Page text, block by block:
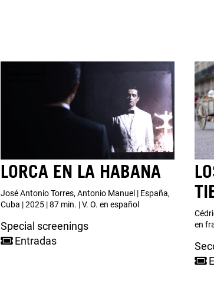
LORCA EN LA HABANA
José Antonio Torres, Antonio Manuel | España,
Cuba | 2025 | 87 min. | V. O. en español
Special screenings
Entradas
en